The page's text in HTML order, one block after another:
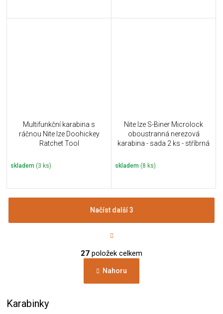
Multifunkční karabina s
ráčnou Nite Ize Doohickey
Ratchet Tool
skladem (3 ks)
Nite Ize S-Biner Microlock
oboustranná nerezová
karabina - sada 2 ks - stříbrná
skladem (8 ks)
v
á
d
Načíst další 3
t
á
n
k
v
27 položek celkem
Nahoru
Karabinky